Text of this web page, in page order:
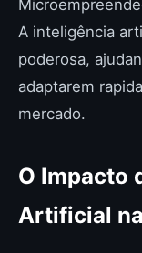
A inteligência
poderosa,
adaptarem
mercado.
O Impacto
Artificial